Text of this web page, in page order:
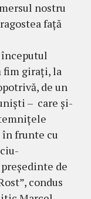
nostru
faţă
fim giraţi, la
de un
– care şi-
în frunte cu
de
condus